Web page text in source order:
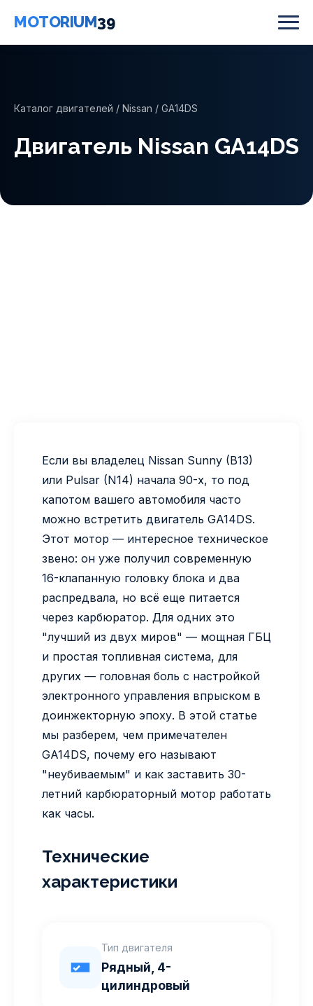
MOTORIUM39
Каталог двигателей / Nissan / GA14DS
Двигатель Nissan GA14DS
Если вы владелец Nissan Sunny (B13)
или Pulsar (N14) начала 90-х, то под
капотом вашего автомобиля часто
можно встретить двигатель GA14DS.
Этот мотор — интересное техническое
звено: он уже получил современную
16-клапанную головку блока и два
распредвала, но всё еще питается
через карбюратор. Для одних это
"лучший из двух миров" — мощная ГБЦ
и простая топливная система, для
других — головная боль с настройкой
электронного управления впрыском в
доинжекторную эпоху. В этой статье
мы разберем, чем примечателен
GA14DS, почему его называют
"неубиваемым" и как заставить 30-
летний карбюраторный мотор работать
как часы.
Технические
характеристики
Тип двигателя
Рядный, 4-
цилиндровый